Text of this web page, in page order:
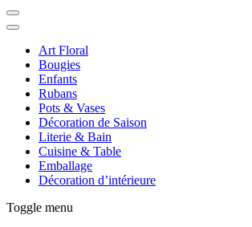
Art Floral
Bougies
Enfants
Rubans
Pots & Vases
Décoration de Saison
Literie & Bain
Cuisine & Table
Emballage
Décoration d’intérieure
Toggle menu